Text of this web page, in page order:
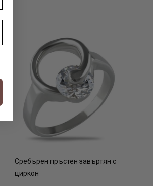
Сребърен пръстен завъртян с
циркон